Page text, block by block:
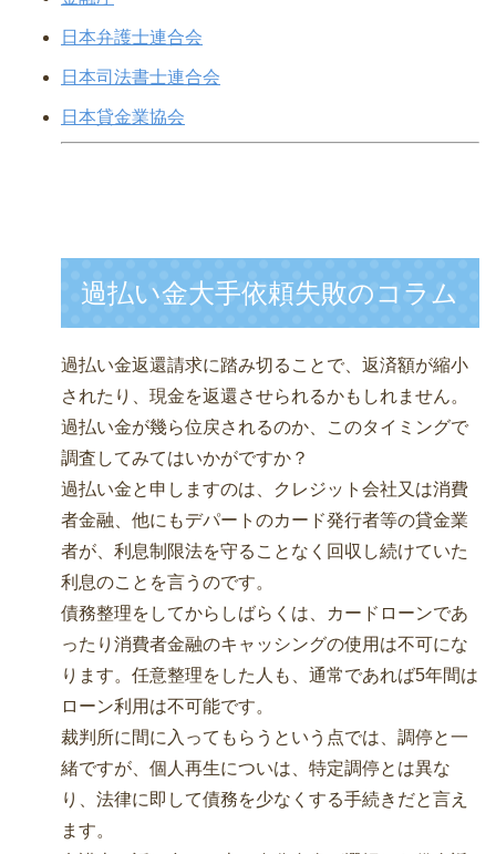
日本弁護士連合会
日本司法書士連合会
日本貸金業協会
過払い金大手依頼失敗のコラム
過払い金返還請求に踏み切ることで、返済額が縮小
されたり、現金を返還させられるかもしれません。
過払い金が幾ら位戻されるのか、このタイミングで
調査してみてはいかがですか？
過払い金と申しますのは、クレジット会社又は消費
者金融、他にもデパートのカード発行者等の貸金業
者が、利息制限法を守ることなく回収し続けていた
利息のことを言うのです。
債務整理をしてからしばらくは、カードローンであ
ったり消費者金融のキャッシングの使用は不可にな
ります。任意整理をした人も、通常であれば5年間は
ローン利用は不可能です。
裁判所に間に入ってもらうという点では、調停と一
緒ですが、個人再生についは、特定調停とは異な
り、法律に即して債務を少なくする手続きだと言え
ます。